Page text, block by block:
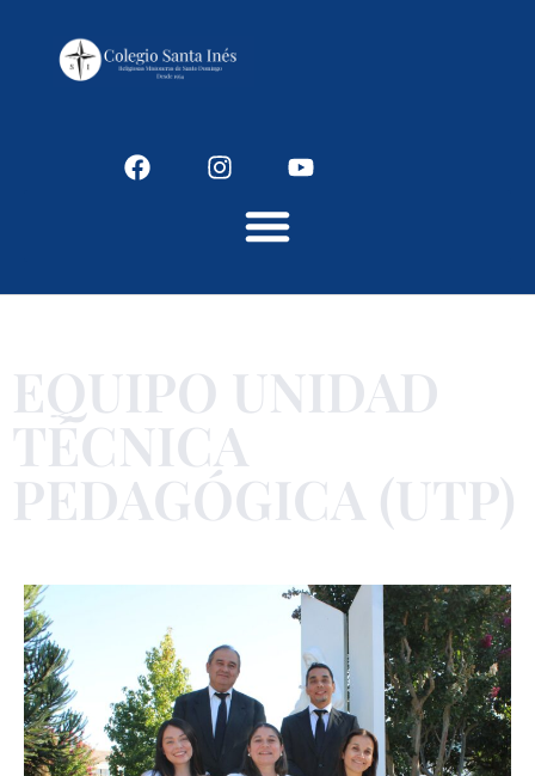
EQUIPO UNIDAD
TÉCNICA
PEDAGÓGICA (UTP)